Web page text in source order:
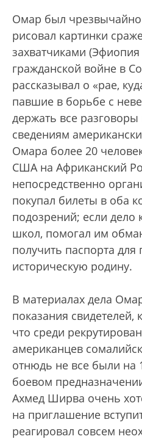
Омар был чрезвычайно
рисовал картинки
захватчиками
гражданской войне в
рассказывал о «рае,
павшие в борьбе с
держать все
сведениям
Омара более 20
США на Африканский
непосредственно
покупал билеты в оба
подозрений; если дело
школ, помогал им
получить паспорта для
историческую родину.
В материалах дела
показания
что среди
американцев
отнюдь не все были на
боевом
Ахмед Ширва очень
на приглашение
реагировал совсем